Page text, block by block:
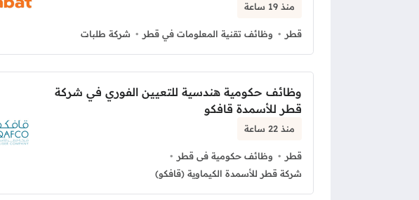
منذ 19 ساعة
قطر وظائف تقنية المعلومات في قطر شركة طلبات
وظائف حكومية هندسية للتعيين الفوري في شركة
قطر للأسمدة قافكو
منذ 22 ساعة
قطر
وظائف حكومية فى قطر
شركة قطر للأسمدة الكيماوية (قافكو)